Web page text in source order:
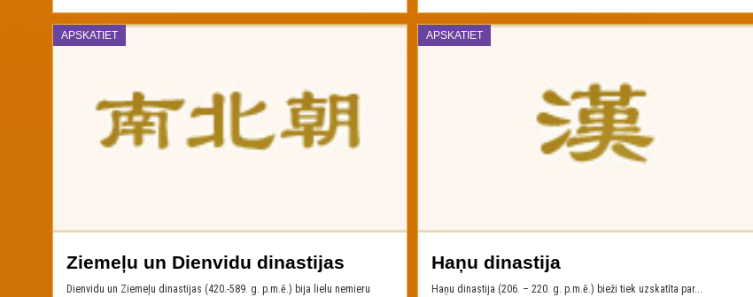
APSKATIET
Ziemeļu un Dienvidu dinastijas
Dienvidu un Ziemeļu dinastijas (420.-589. g. p.m.ē.) bija lielu nemieru
APSKATIET
Haņu dinastija
Haņu dinastija (206. – 220. g. p.m.ē.) bieži tiek uzskatīta par...